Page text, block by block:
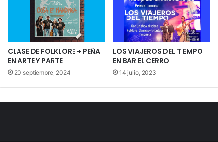
CLASE DE FOLKLORE + PEÑA
EN ARTE Y PARTE
20 septiembre, 2024
LOS VIAJEROS DEL TIEMPO
EN BAR EL CERRO
14 julio, 2023